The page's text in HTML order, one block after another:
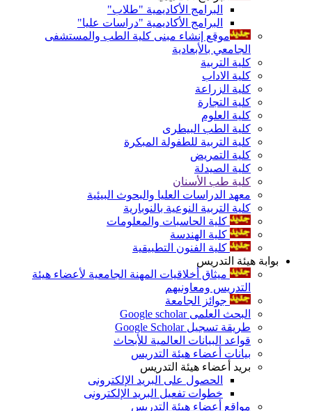
البرامج الأكاديمية "طلاب"
البرامج الأكاديمية "دراسات عليا"
موقع إنشاء مبنى كلية الطب والمستشفى
الجامعي بالأبعادية
كلية التربية
كلية الاداب
كلية الزراعة
كلية التجارة
كلية العلوم
كلية الطب البيطرى
كلية التربية للطفولة المبكرة
كلية التمريض
كلية الصيدلة
كلية طب الأسنان
معهد الدراسات العليا والبحوث البيئية
كلية التربية النوعية بالنوبارية
كلية الحاسبات والمعلومات
كلية الهندسة
كلية الفنون التطبيقية
بوابة هيئة التدريس
ميثاق أخلاقيات المهنة الجامعية لأعضاء هيئة
التدريس ومعاونيهم
جوائز الجامعة
البحث العلمى Google scholar
طريقة تسجيل Google Scholar
قواعد البيانات العالمية للأبحاث
بيانات أعضاء هيئة التدريس
بريد أعضاء هيئة التدريس
الحصول على البريد الإلكترونى
خطوات تفعيل البريد الإلكترونى
مواقع أعضاء هيئة التدريس